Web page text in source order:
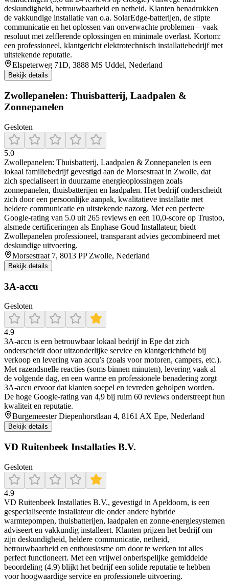
deskundigheid, betrouwbaarheid en netheid. Klanten benadrukken
de vakkundige installatie van o.a. SolarEdge-batterijen, de stipte
communicatie en het oplossen van onverwachte problemen – vaak
resoluut met zelflerende oplossingen en minimale overlast. Kortom:
een professioneel, klantgericht elektrotechnisch installatiebedrijf met
uitstekende reputatie.
Elspeterweg 71D, 3888 MS Uddel, Nederland
Bekijk details
Zwollepanelen: Thuisbatterij, Laadpalen &
Zonnepanelen
Gesloten
5.0
Zwollepanelen: Thuisbatterij, Laadpalen & Zonnepanelen is een
lokaal familiebedrijf gevestigd aan de Morsestraat in Zwolle, dat
zich specialiseert in duurzame energieoplossingen zoals
zonnepanelen, thuisbatterijen en laadpalen. Het bedrijf onderscheidt
zich door een persoonlijke aanpak, kwalitatieve installatie met
heldere communicatie en uitstekende nazorg. Met een perfecte
Google-rating van 5.0 uit 265 reviews en een 10,0-score op Trustoo,
alsmede certificeringen als Enphase Goud Installateur, biedt
Zwollepanelen professioneel, transparant advies gecombineerd met
deskundige uitvoering.
Morsestraat 7, 8013 PP Zwolle, Nederland
Bekijk details
3A-accu
Gesloten
4.9
3A‑accu is een betrouwbaar lokaal bedrijf in Epe dat zich
onderscheidt door uitzonderlijke service en klantgerichtheid bij
verkoop en levering van accu’s (zoals voor motoren, campers, etc.).
Met razendsnelle reacties (soms binnen minuten), levering vaak al
de volgende dag, en een warme en professionele benadering zorgt
3A‑accu ervoor dat klanten soepel en tevreden geholpen worden.
De hoge Google‑rating van 4,9 bij ruim 60 reviews onderstreept hun
kwaliteit en reputatie.
Burgemeester Diepenhorstlaan 4, 8161 AX Epe, Nederland
Bekijk details
VD Ruitenbeek Installaties B.V.
Gesloten
4.9
VD Ruitenbeek Installaties B.V., gevestigd in Apeldoorn, is een
gespecialiseerde installateur die onder andere hybride
warmtepompen, thuisbatterijen, laadpalen en zonne-energiesystemen
adviseert en vakkundig installeert. Klanten prijzen het bedrijf om
zijn deskundigheid, heldere communicatie, netheid,
betrouwbaarheid en enthousiasme om door te werken tot alles
perfect functioneert. Met een vrijwel onberispelijke gemiddelde
beoordeling (4.9) blijkt het bedrijf een solide reputatie te hebben
voor hoogwaardige service en professionele uitvoering.